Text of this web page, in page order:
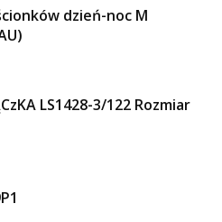
dzień-noc M
LS1428-3/122 Rozmiar